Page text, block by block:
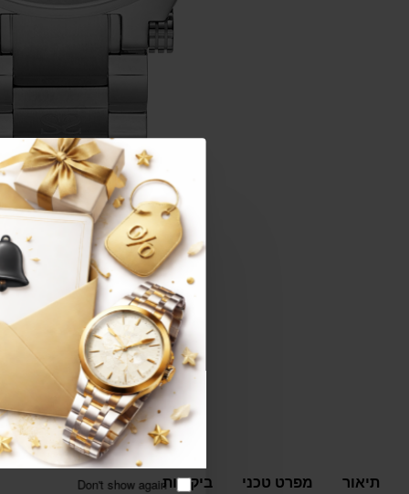
Don't show again
יש לכם שאלות
תיאור מפרט טכני ביקורות